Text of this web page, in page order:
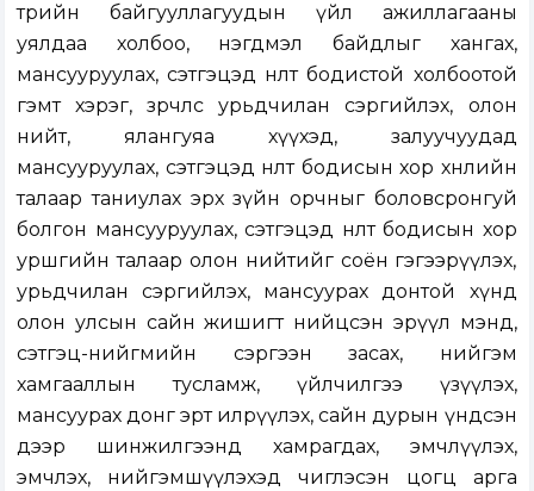
төрийн байгууллагуудын үйл ажиллагааны
уялдаа холбоо, нэгдмэл байдлыг хангах,
мансууруулах, сэтгэцэд нөлөөт бодистой холбоотой
гэмт хэрэг, зөрчлөөс урьдчилан сэргийлэх, олон
нийт, ялангуяа хүүхэд, залуучуудад
мансууруулах, сэтгэцэд нөлөөт бодисын хор хөнөөлийн
талаар таниулах эрх зүйн орчныг боловсронгуй
болгон мансууруулах, сэтгэцэд нөлөөт бодисын хор
уршгийн талаар олон нийтийг соён гэгээрүүлэх,
урьдчилан сэргийлэх, мансуурах донтой хүнд
олон улсын сайн жишигт нийцсэн эрүүл мэнд,
сэтгэц-нийгмийн сэргээн засах, нийгэм
хамгааллын тусламж, үйлчилгээ үзүүлэх,
мансуурах донг эрт илрүүлэх, сайн дурын үндсэн
дээр шинжилгээнд хамрагдах, эмчлүүлэх,
эмчлэх, нийгэмшүүлэхэд чиглэсэн цогц арга